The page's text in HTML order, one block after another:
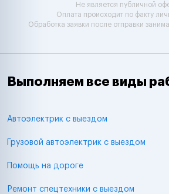
Не является публичной
Оплата происходит по факту
Обработка заявки после отправки
Выполняем все виды
Автоэлектрик с выездом
Грузовой автоэлектрик с выездом
Помощь на дороге
Ремонт спецтехники с выездом